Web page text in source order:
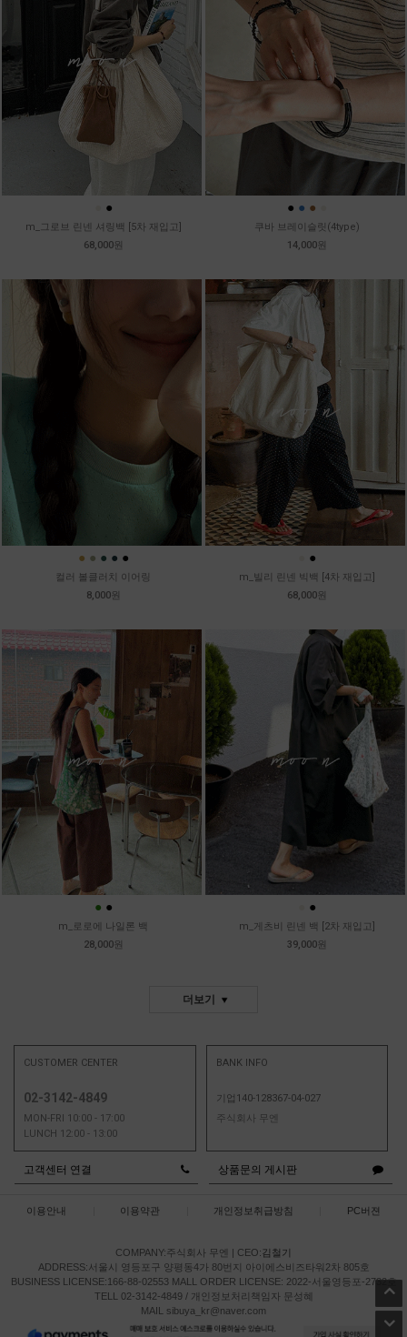
●
m_그로브 린넨 셔링백 [5차 재입고]
68,000원
● ● ●
쿠바 브레이슬릿(4type)
14,000원
● ● ● ● ●
컬러 볼클러치 이어링
8,000원
●
m_빌리 린넨 빅백 [4차 재입고]
68,000원
● ●
m_로로에 나일론 백
28,000원
●
m_게츠비 린넨 백 [2차 재입고]
39,000원
더보기
CUSTOMER CENTER
02-3142-4849
MON-FRI 10:00 - 17:00
LUNCH 12:00 - 13:00
BANK INFO
기업140-128367-04-027
주식회사 무엔
고객센터 연결 상품문의 게시판
이용안내 이용약관 개인정보취급방침 PC버젼
COMPANY:주식회사 무엔 | CEO:김철기
ADDRESS:서울시 영등포구 양평동4가 80번지 아이에스비즈타워2차 805호
BUSINESS LICENSE:166-88-02553 MALL ORDER LICENSE: 2022-서울영등포-2732호
TELL 02-3142-4849 / 개인정보처리책임자 문성혜
MAIL sibuya_kr@naver.com